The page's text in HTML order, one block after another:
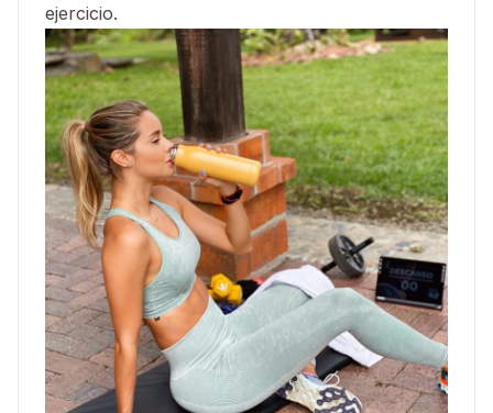
ejercicio.